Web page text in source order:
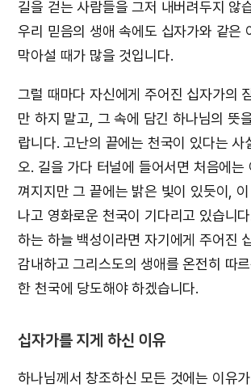
길을 걷는 사람들을 그저 내버려두지 않
우리 믿음의 생애 속에도 십자가와 같은
막아설 때가 많을 것입니다.
그럴 때마다 자신에게 주어진 십자가의
만 하지 말고, 그 속에 담긴 하나님의 뜻
랍니다. 고난의 끝에는 천국이 있다는 사
오. 길을 가다 터널에 들어서면 처음에는
껴지지만 그 끝에는 밝은 빛이 있듯이,
나고 영화로운 천국이 기다리고 있습니
하는 하늘 백성이라면 자기에게 주어진
감내하고 그리스도의 생애를 온전히 따
한 천국에 당도해야 하겠습니다.
십자가를 지게 하신 이유
하나님께서 창조하신 모든 것에는 이유